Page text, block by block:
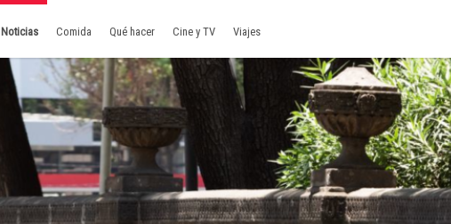
Noticias Comida Qué hacer Cine y TV Viajes